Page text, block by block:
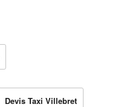
Devis Taxi Villebret